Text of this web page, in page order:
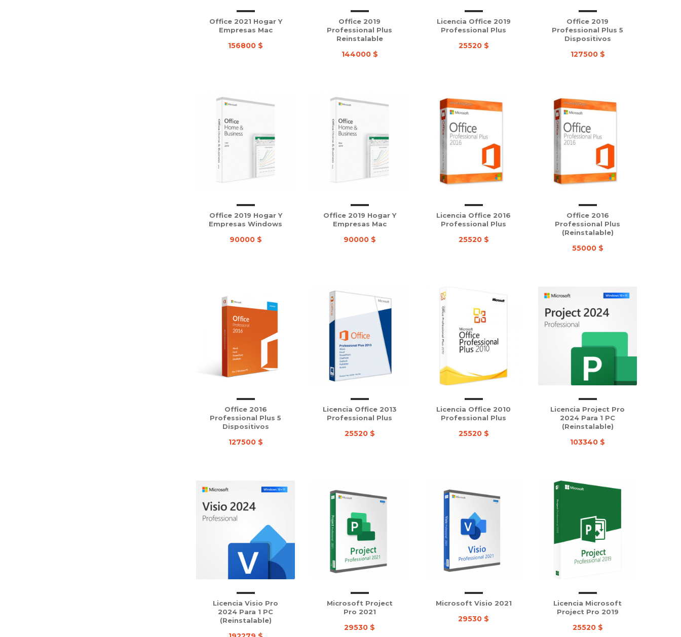
Office 2021 Hogar Y
Empresas Mac
156800 $
Office 2019
Professional Plus
Reinstalable
144000 $
Licencia Office 2019
Professional Plus
25520 $
Office 2019
Professional Plus 5
Dispositivos
127500 $
Office 2019 Hogar Y
Empresas Windows
90000 $
Office 2019 Hogar Y
Empresas Mac
90000 $
Licencia Office 2016
Professional Plus
25520 $
Office 2016
Professional Plus
(Reinstalable)
55000 $
Office 2016
Professional Plus 5
Dispositivos
127500 $
Licencia Office 2013
Professional Plus
25520 $
Licencia Office 2010
Professional Plus
25520 $
Licencia Project Pro
2024 Para 1 PC
(Reinstalable)
103340 $
Licencia Visio Pro
2024 Para 1 PC
(Reinstalable)
Microsoft Project
Pro 2021
29530 $
Microsoft Visio 2021
29530 $
Licencia Microsoft
Project Pro 2019
25520 $